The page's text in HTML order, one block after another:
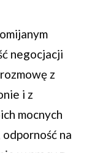
negocjacji
z
i z
mocnych
na